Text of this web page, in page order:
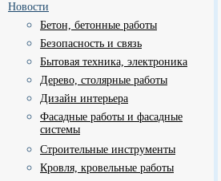
Новости
Бетон, бетонные работы
Безопасность и связь
Бытовая техника, электроника
Дерево, столярные работы
Дизайн интерьера
Фасадные работы и фасадные
системы
Строительные инструменты
Кровля, кровельные работы